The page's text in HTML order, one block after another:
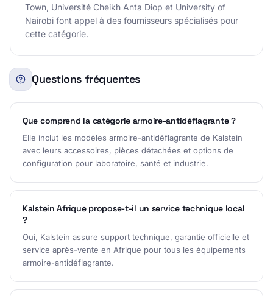
Town, Université Cheikh Anta Diop et University of
Nairobi font appel à des fournisseurs spécialisés pour
cette catégorie.
Questions fréquentes
Que comprend la catégorie armoire-antidéflagrante ?
Elle inclut les modèles armoire-antidéflagrante de Kalstein
avec leurs accessoires, pièces détachées et options de
configuration pour laboratoire, santé et industrie.
Kalstein Afrique propose-t-il un service technique local
?
Oui, Kalstein assure support technique, garantie officielle et
service après-vente en Afrique pour tous les équipements
armoire-antidéflagrante.